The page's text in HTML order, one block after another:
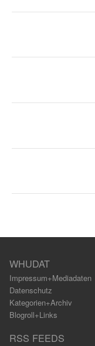
WHUDAT
Impressum+Mediadaten
Datenschutz
Kategorien+Archiv
Blogroll+Links
RSS FEEDS